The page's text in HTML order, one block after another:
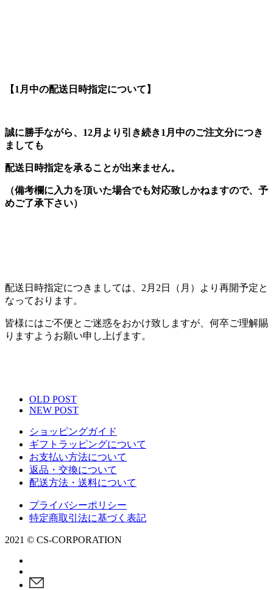
【1月中の配送日時指定について】
誠に勝手ながら、12月より引き続き1月中のご注文分につき
ましても
配送日時指定を承ることが出来ません。
（備考欄に入力を頂いた場合でも対応致しかねますので、予
めご了承下さい）
配送日時指定につきましては、2月2日（月）より再開予定と
なっております。
皆様にはご不便とご迷惑をおかけ致しますが、何卒ご理解賜
りますようお願い申し上げます。
OLD POST
NEW POST
ショッピングガイド
ギフトラッピングについて
お支払い方法について
返品・交換について
配送方法・送料について
プライバシーポリシー
特定商取引法に基づく表記
2021 © CS-CORPORATION